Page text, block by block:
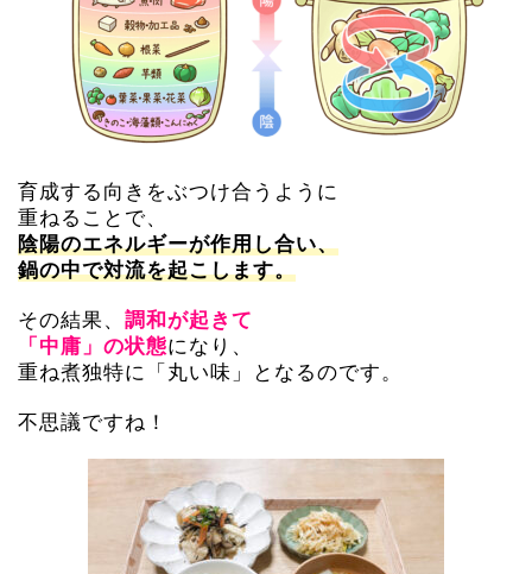
育成する向きをぶつけ合うように
重ねることで、
陰陽のエネルギーが作用し合い、
鍋の中で対流を起こします。
その結果、 調和が起きて
「中庸」の状態になり、
重ね煮独特に「丸い味」となるのです。
不思議ですね！